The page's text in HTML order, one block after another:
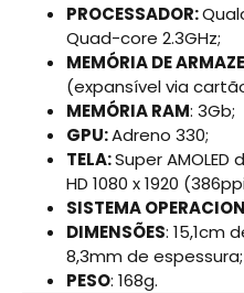
PROCESSADOR:
Quad-core 2.3GHz;
MEMÓRIA DE
(expansível via
MEMÓRIA RAM: 3Gb;
GPU:Adreno 330;
TELA:Super AMOLED
HD 1080 x 1920
SISTEMA
DIMENSÕES: 15,1cm
8,3mm de espessura;
PESO: 168g.